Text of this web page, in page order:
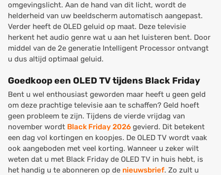
omgevingslicht. Aan de hand van dit licht, wordt de
helderheid van uw beeldscherm automatisch aangepast.
Verder heeft de OLED geluid op maat. Deze televisie
herkent het audio genre wat u aan het luisteren bent. Door
middel van de 2e generatie Intelligent Processor ontvangt
u dus altijd optimaal geluid.
Goedkoop een OLED TV tijdens Black Friday
Bent u wel enthousiast geworden maar heeft u geen geld
om deze prachtige televisie aan te schaffen? Geld hoeft
geen probleem te zijn. Tijdens de vierde vrijdag van
november wordt Black Friday 2026 gevierd. Dit betekent
een dag vol kortingen en koopjes. De OLED TV wordt vaak
ook aangeboden met veel korting. Wanneer u zeker wilt
weten dat u met Black Friday de OLED TV in huis hebt, is
het handig u te abonneren op de nieuwsbrief. Zo zult u